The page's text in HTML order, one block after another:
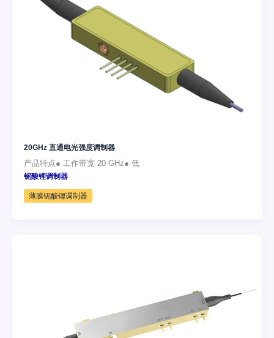
20GHz 直通电光强度调制器
产品特点● 工作带宽 20 GHz● 低
铌酸锂调制器
薄膜铌酸锂调制器